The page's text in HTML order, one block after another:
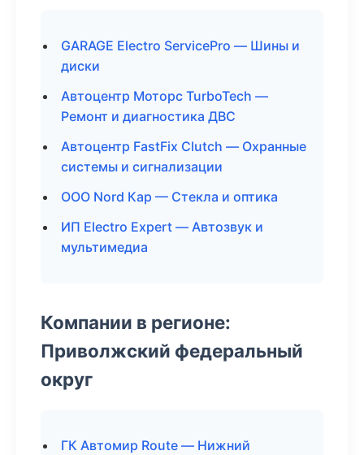
GARAGE Electro ServicePro — Шины и
диски
Автоцентр Моторс TurboTech —
Ремонт и диагностика ДВС
Автоцентр FastFix Clutch — Охранные
системы и сигнализации
ООО Nord Кар — Стекла и оптика
ИП Electro Expert — Автозвук и
мультимедиа
Компании в регионе:
Приволжский федеральный
округ
ГК Автомир Route — Нижний